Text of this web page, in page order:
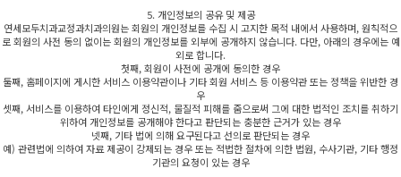
5. 개인정보의 공유 및 제공
연세모두치과교정과치과의원는 회원의 개인정보를 수집 시 고지한 목적 내에서 사용하며, 원칙적으
로 회원의 사전 동의 없이는 회원의 개인정보를 외부에 공개하지 않습니다. 다만, 아래의 경우에는 예
외로 합니다.
첫째, 회원이 사전에 공개에 동의한 경우
둘째, 홈페이지에 게시한 서비스 이용약관이나 기타 회원 서비스 등 이용약관 또는 정책을 위반한 경
우
셋째, 서비스를 이용하여 타인에게 정신적, 물질적 피해를 줌으로써 그에 대한 법적인 조치를 취하기
위하여 개인정보를 공개해야 한다고 판단되는 충분한 근거가 있는 경우
넷째, 기타 법에 의해 요구된다고 선의로 판단되는 경우
예) 관련법에 의하여 자료 제공이 강제되는 경우 또는 적법한 절차에 의한 법원, 수사기관, 기타 행정
기관의 요청이 있는 경우